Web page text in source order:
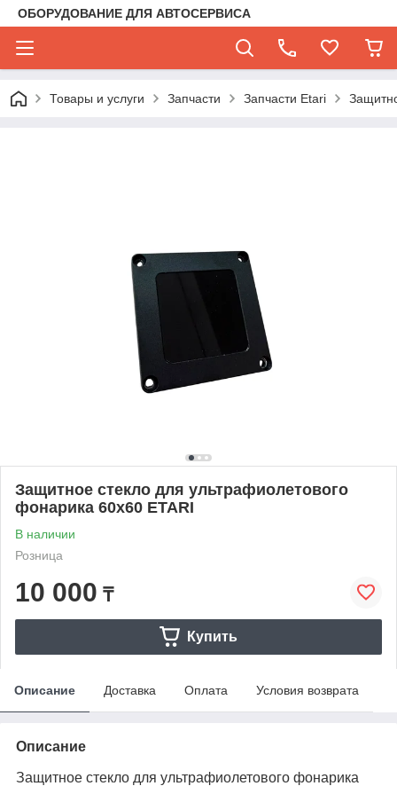
ОБОРУДОВАНИЕ ДЛЯ АВТОСЕРВИСА
Товары и услуги Запчасти Запчасти Etari
Защитное стекло для ультрафиолетового
фонарика 60х60 ETARI
В наличии
Розница
10 000 ₸
Купить
Описание Доставка Оплата Условия возврата
Описание
Защитное стекло для ультрафиолетового фонарика